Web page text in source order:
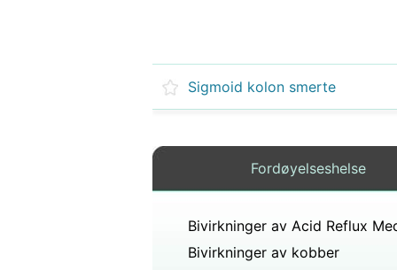
Sigmoid kolon smerte
Fordøyelseshelse
Bivirkninger av Acid Reflux
Bivirkninger av kobber